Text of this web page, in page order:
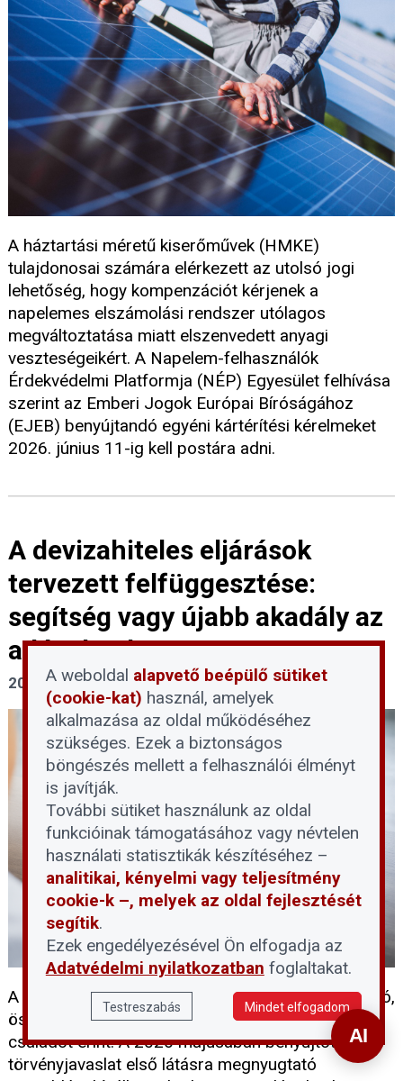
A háztartási méretű kiserőművek (HMKE)
tulajdonosai számára elérkezett az utolsó jogi
lehetőség, hogy kompenzációt kérjenek a
napelemes elszámolási rendszer utólagos
megváltoztatása miatt elszenvedett anyagi
veszteségeikért. A Napelem-felhasználók
Érdekvédelmi Platformja (NÉP) Egyesület felhívása
szerint az Emberi Jogok Európai Bíróságához
(EJEB) benyújtandó egyéni kártérítési kérelmeket
2026. június 11-ig kell postára adni.
A devizahiteles eljárások
tervezett felfüggesztése:
segítség vagy újabb akadály az
adósoknak?
2026. június 1.
A devizahitelek rendezése hosszú évek óta húzódó,
összetett probléma, amely számtalan magyar
családot érint. A 2026 májusában benyújtott
törvényjavaslat első látásra megnyugtató
A weboldal alapvető beépülő sütiket
(cookie-kat) használ, amelyek
alkalmazása az oldal működéséhez
szükséges. Ezek a biztonságos
böngészés mellett a felhasználói élményt
is javítják.
További sütiket használunk az oldal
funkcióinak támogatásához vagy névtelen
használati statisztikák készítéséhez –
analitikai, kényelmi vagy teljesítmény
cookie-k –, melyek az oldal fejlesztését
segítik.
Ezek engedélyezésével Ön elfogadja az
Adatvédelmi nyilatkozatban foglaltakat.
Testreszabás Mindet elfogadom